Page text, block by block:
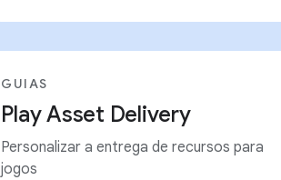
GUIAS
Play Asset Delivery
Personalizar a entrega de recursos para
jogos